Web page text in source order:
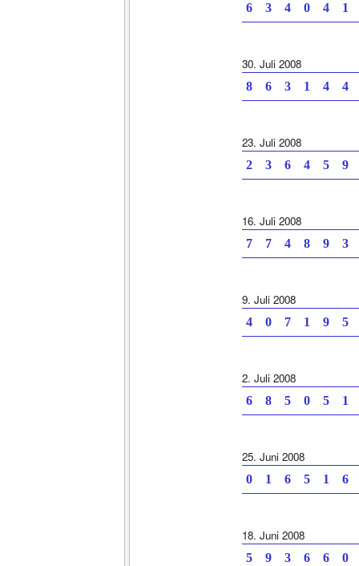
6 3 4 0 4 1
30. Juli 2008
8 6 3 1 4 4
23. Juli 2008
2 3 6 4 5 9
16. Juli 2008
7 7 4 8 9 3
9. Juli 2008
4 0 7 1 9 5
2. Juli 2008
6 8 5 0 5 1
25. Juni 2008
0 1 6 5 1 6
18. Juni 2008
5 9 3 6 6 0